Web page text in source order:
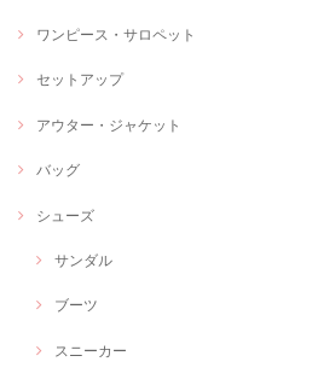
ワンピース・サロペット
セットアップ
アウター・ジャケット
バッグ
シューズ
サンダル
ブーツ
スニーカー